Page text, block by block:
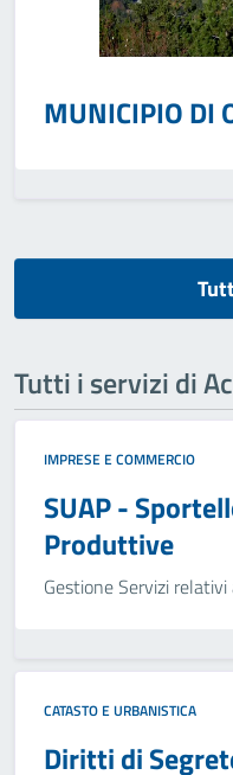
MUNICIPIO DI
Tutti i servizi di
IMPRESE E COMMERCIO
SUAP -
Produttive
Gestione Servizi
CATASTO E URBANISTICA
Diritti di